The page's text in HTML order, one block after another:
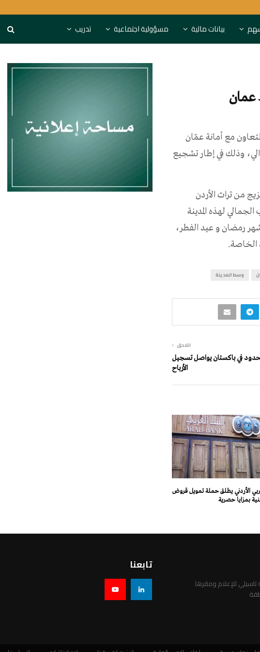
بيانات مالية مسؤولية اجتماعية تدريب
عمان
مع أمانة عمّان
وذلك في إطار تشجيع
من تراث الأردن
لهذه المدينة
شهر رمضان و عيد الفطر،
الخاصة.
وسط المدينة
اللاحق
في باكستان يواصل تسجيل
الأرباح
الأردني يطلق حملة تمويل قروض
بمزايا حصرية
للإعلام ومقرها
تابعنا